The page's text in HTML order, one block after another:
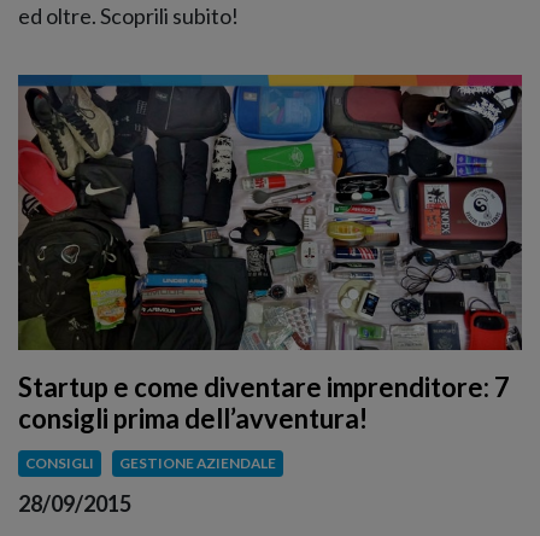
ed oltre. Scoprili subito!
Startup e come diventare imprenditore: 7
consigli prima dell’avventura!
CONSIGLI GESTIONE AZIENDALE
28/09/2015